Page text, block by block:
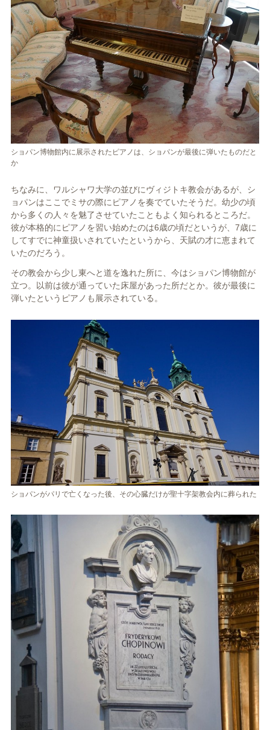
ショパン博物館内に展示されたピアノは、ショパンが最後に弾いたものだと
か
ちなみに、ワルシャワ大学の並びにヴィジトキ教会があるが、シ
ョパンはここでミサの際にピアノを奏でていたそうだ。幼少の頃
から多くの人々を魅了させていたこともよく知られるところだ。
彼が本格的にピアノを習い始めたのは6歳の頃だというが、7歳に
してすでに神童扱いされていたというから、天賦の才に恵まれて
いたのだろう。
その教会から少し東へと道を逸れた所に、今はショパン博物館が
立つ。以前は彼が通っていた床屋があった所だとか。彼が最後に
弾いたというピアノも展示されている。
ショパンがパリで亡くなった後、その心臓だけが聖十字架教会内に葬られた